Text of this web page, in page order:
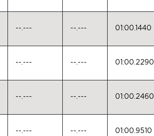
--.--- --.--- 01:00.1440
--.--- --.--- 01:00.2290
--.--- --.--- 01:00.2460
--.--- --.--- 01:00.9510